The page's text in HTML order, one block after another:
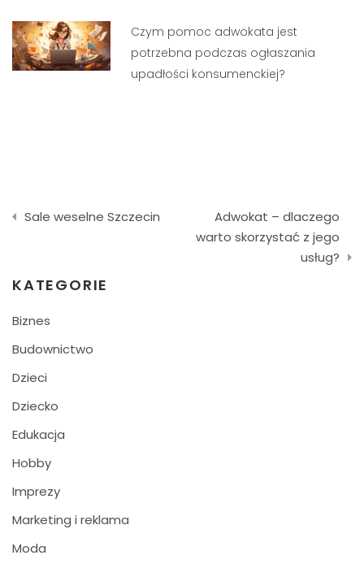
Czym pomoc adwokata jest
potrzebna podczas ogłaszania
upadłości konsumenckiej?
Nawigacja
Sale weselne Szczecin
Adwokat – dlaczego
warto skorzystać z jego
usług?
KATEGORIE
Biznes
Budownictwo
Dzieci
Dziecko
Edukacja
Hobby
Imprezy
Marketing i reklama
Moda